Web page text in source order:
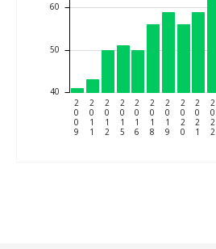
2
0
0
9
2
0
1
1
2
0
1
2
2
0
1
5
2
0
1
6
2
0
1
8
2
0
1
9
2
0
2
0
2
0
2
1
2
0
2
2
40
50
60